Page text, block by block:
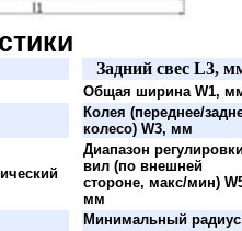
Задний свес L3,
Общая ширина W1,
Колея (переднее/
колесо) W3, мм
Диапазон
вил (по внешней
стороне, макс/мин)
мм
Минимальный радиус